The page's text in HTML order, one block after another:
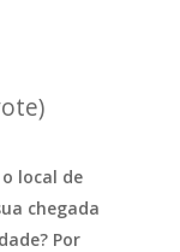
local de
chegada
Por